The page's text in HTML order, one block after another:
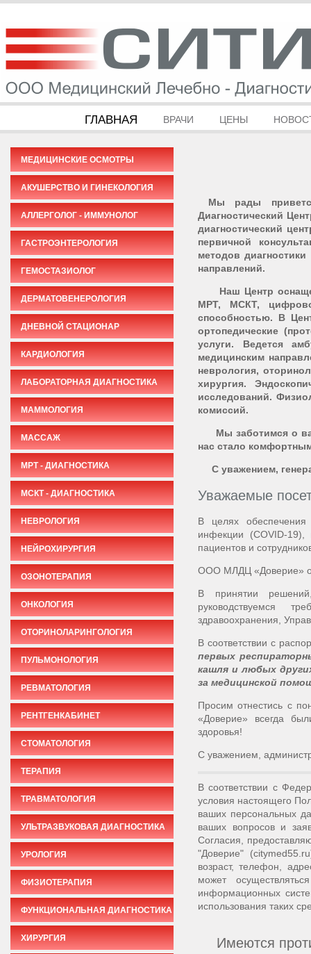
ГЛАВНАЯ ВРАЧИ ЦЕНЫ
МЕДИЦИНСКИЕ ОСМОТРЫ
АКУШЕРСТВО И ГИНЕКОЛОГИЯ
АЛЛЕРГОЛОГ - ИММУНОЛОГ
ГАСТРОЭНТЕРОЛОГИЯ
ГЕМОСТАЗИОЛОГ
ДЕРМАТОВЕНЕРОЛОГИЯ
ДНЕВНОЙ СТАЦИОНАР
КАРДИОЛОГИЯ
ЛАБОРАТОРНАЯ ДИАГНОСТИКА
МАММОЛОГИЯ
МАССАЖ
МРТ - ДИАГНОСТИКА
МСКТ - ДИАГНОСТИКА
НЕВРОЛОГИЯ
НЕЙРОХИРУРГИЯ
ОЗОНОТЕРАПИЯ
ОНКОЛОГИЯ
ОТОРИНОЛАРИНГОЛОГИЯ
ПУЛЬМОНОЛОГИЯ
РЕВМАТОЛОГИЯ
РЕНТГЕНКАБИНЕТ
СТОМАТОЛОГИЯ
ТЕРАПИЯ
ТРАВМАТОЛОГИЯ
УЛЬТРАЗВУКОВАЯ ДИАГНОСТИКА
УРОЛОГИЯ
ФИЗИОТЕРАПИЯ
ФУНКЦИОНАЛЬНАЯ ДИАГНОСТИКА
ХИРУРГИЯ
Мы рады
Диагностический
диагностический
первичной
методов
направлений.
Наш Центр оснащен
МРТ, МСКТ,
способностью. В
ортопедические
услуги. Ведется
медицинским
неврология,
хирургия.
исследований.
комиссий.
Мы заботимся о
нас стало
С уважением,
Уважаемые
В целях обеспечения
инфекции (COVID-
пациентов и
ООО МЛДЦ «Доверие»
В принятии
руководствуемся
здравоохранения,
В соответствии с
первых
кашля и любых
за медицинской
Просим отнестись с
«Доверие» всегда
здоровья!
С уважением,
В соответствии с
условия настоящего
ваших персональных
ваших вопросов и
Согласия,
"Доверие"
возраст, телефон,
может
информационных
использования таких
Имеются